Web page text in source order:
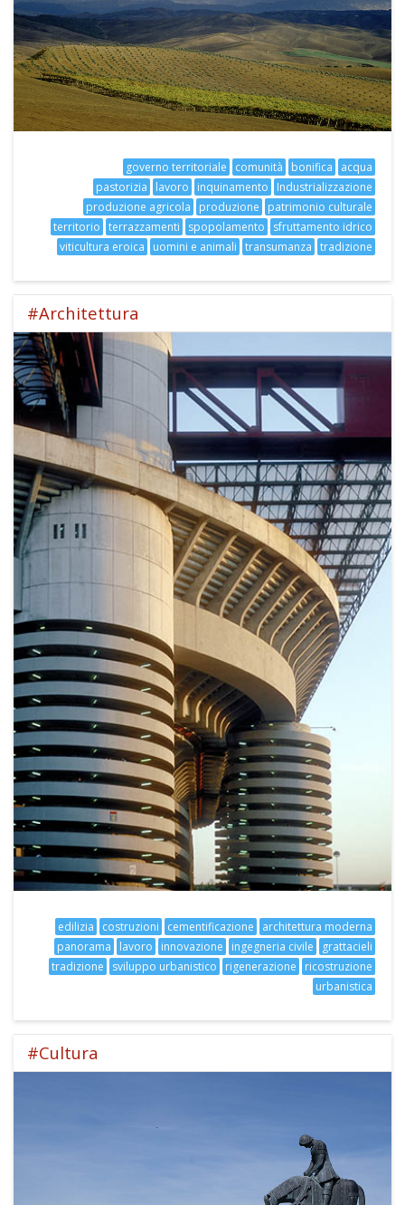
Accetto che i miei dati personali vengano registrati da questa
applicazione secondo la vostra normativa sulla privacy
acqua
bonifica
comunità
governo territoriale
Industrializzazione
inquinamento
lavoro
pastorizia
patrimonio culturale
produzione
produzione agricola
sfruttamento idrico
spopolamento
terrazzamenti
territorio
tradizione
transumanza
uomini e animali
viticultura eroica
#Architettura
architettura moderna
cementificazione
costruzioni
edilizia
grattacieli
ingegneria civile
innovazione
lavoro
panorama
ricostruzione
rigenerazione
sviluppo urbanistico
tradizione
urbanistica
#Cultura